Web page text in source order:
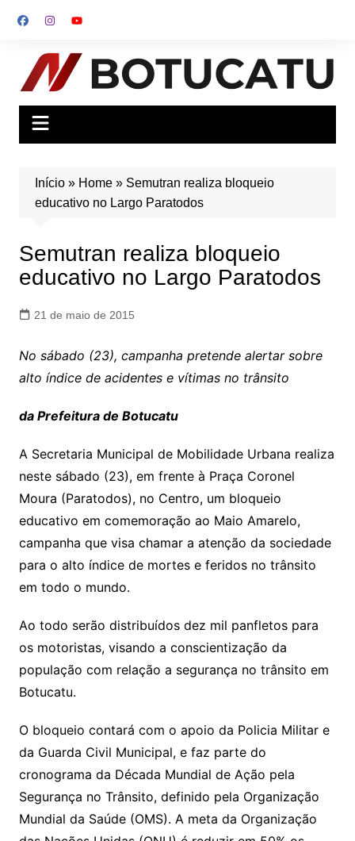
para
conteúdo
Início» Home» Semutran realiza bloqueio
educativo no Largo Paratodos
Semutran realiza bloqueio
educativo no Largo Paratodos
21 de maio de 2015
No sábado (23), campanha pretende alertar sobre
alto índice de acidentes e vítimas no trânsito
da Prefeitura de Botucatu
A Secretaria Municipal de Mobilidade Urbana realiza
neste sábado (23), em frente à Praça Coronel
Moura (Paratodos), no Centro, um bloqueio
educativo em comemoração ao Maio Amarelo,
campanha que visa chamar a atenção da sociedade
para o alto índice de mortes e feridos no trânsito
em todo o mundo.
Ao todo serão distribuídos dez mil panfletos para
os motoristas, visando a conscientização da
população com relação a segurança no trânsito em
Botucatu.
O bloqueio contará com o apoio da Policia Militar e
da Guarda Civil Municipal, e faz parte do
cronograma da Década Mundial de Ação pela
Segurança no Trânsito, definido pela Organização
Mundial da Saúde (OMS). A meta da Organização